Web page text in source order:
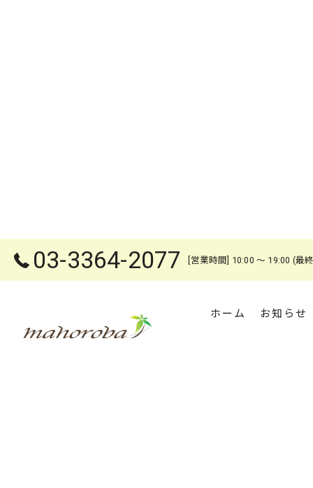
03-3364-2077 [営業時間] 10:00 ～ 19:00 (最
ホーム お知らせ